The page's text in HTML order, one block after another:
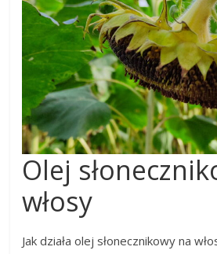
Olej
włosy
Jak działa olej słonecznikowy na